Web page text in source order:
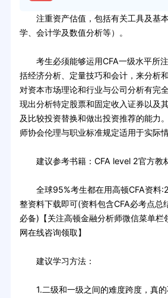
注重资产估值，包括有关工具及基
学、会计学及数值分析等）。
考生必须能够运用CFA一级水平所注
括经济分析、定量技巧和会计，来分析
对资本市场理论和行业与公司分析有完
现出分析特定股票和固定收入证券以及
及比较投资替换和做出投资推荐的能力
师协会伦理与职业标准规定适用于实际情
建议参考书籍：CFA level 2官方教
全球95%考生都在用高顿CFA资料
整资料下载即可(资料包含CFA必考点总
必备)【关注高顿金融分析师微信菜单栏
网在线咨询领取】
建议学习方法：
1.二级和一级之间的难度跨度，真的